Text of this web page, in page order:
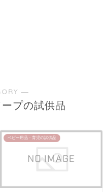
―
プの試供品
ベビー用品・育児の試供品